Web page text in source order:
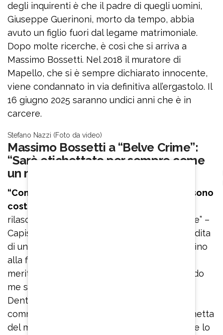
degli inquirenti è che il padre di quegli uomini,
Giuseppe Guerinoni, morto da tempo, abbia
avuto un figlio fuori dal legame matrimoniale.
Dopo molte ricerche, è così che si arriva a
Massimo Bossetti. Nel 2018 il muratore di
Mapello, che si è sempre dichiarato innocente,
viene condannato in via definitiva all’ergastolo. Il
16 giugno 2025 saranno undici anni che è in
carcere.
Stefano Nazzi (Foto da video)
Massimo Bossetti a “Belve Crime”:
“Sarò etichettato per sempre come
un mostro”
“Come sto? Sopravvivo all’ingiustizia che sono
costretto a vivere”, si apre così
rilasciata da Massimo Bossetti a “Belve Crime” –
Capisco i genitori di Yara, il dolore per la perdita
di un figlio è tremendo, se lo trascineranno fino
alla fine dei loro giorni. La giustizia che si
meriterebbero non è fatta, in quanto secondo
me si dovevano percorrere diverse strade.
Dentro di me sono tranquillo non avendo
commesso nulla ma mi sento addosso l’etichetta
del mostro. Anche se venissi prosciolto, e me lo